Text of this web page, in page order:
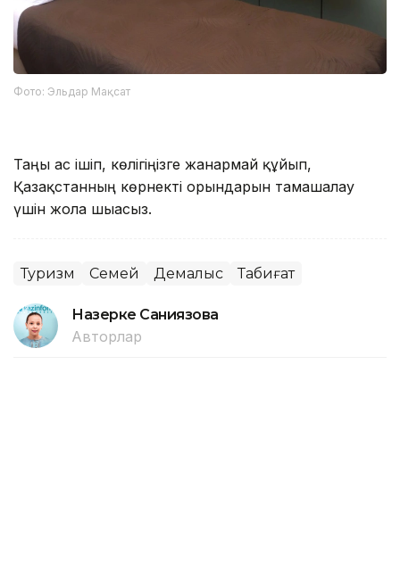
Фото: Эльдар Мақсат
Таңғы ас ішіп, көлігіңізге жанармай құйып,
Қазақстанның көрнекті орындарын тамашалау
үшін жолға шығасыз.
Туризм Семей Демалыс Табиғат
Назерке Саниязова
Авторлар